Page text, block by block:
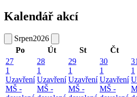
Kalendář akcí
Srpen2026
Po
Út St Čt
27
1
Uzavření
MŠ -
28
1
Uzavření
MŠ -
29
1
Uzavření
MŠ -
30
1
Uzavření
MŠ -
31
1